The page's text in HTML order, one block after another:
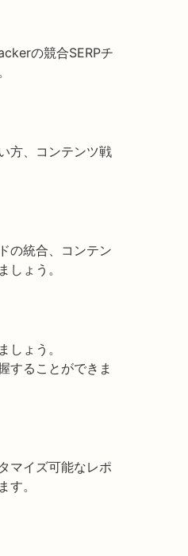
の競合SERPチ
方、コンテンツ戦
の統合、コンテン
ょう。
ょう。
することができま
マイズ可能なレポ
。